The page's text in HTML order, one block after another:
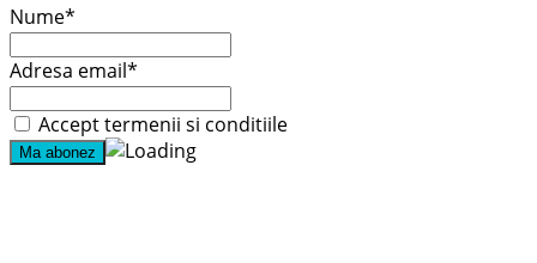
Nume*
Adresa email*
Accept termenii si conditiile